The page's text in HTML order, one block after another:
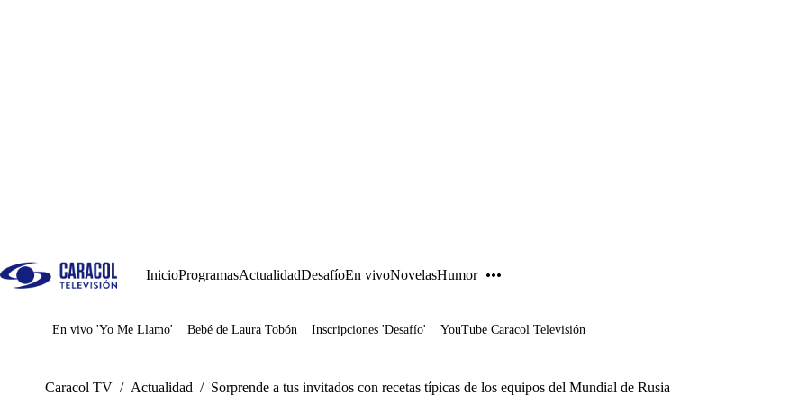
InicioProgramasActualidadDesafíoEn vivoNovelasHumor
Juegos
En vivo 'Yo Me Llamo' Bebé de Laura Tobón Inscripciones 'Desafío' YouTube Caracol Televisión
Caracol TV / Actualidad / Sorprende a tus invitados con recetas típicas de los equipos del Mundial de Rusia